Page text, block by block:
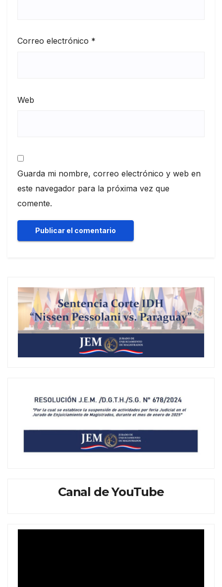
Correo electrónico *
Web
Guarda mi nombre, correo electrónico y web en
este navegador para la próxima vez que
comente.
Canal de YouTube